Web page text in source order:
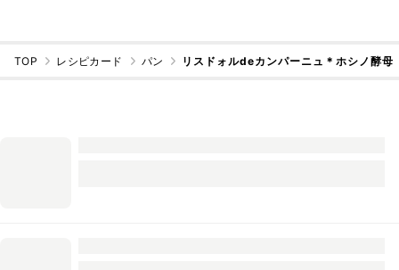
TOP レシピカード パン リスドォルdeカンパーニュ＊ホシノ酵母